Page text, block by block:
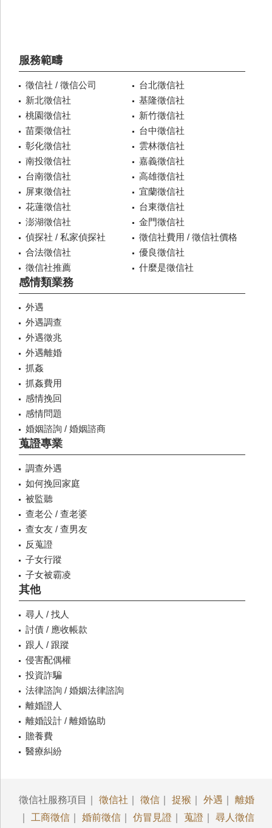
服務範疇
徵信社 / 徵信公司
台北徵信社
新北徵信社
基隆徵信社
桃園徵信社
新竹徵信社
苗栗徵信社
台中徵信社
彰化徵信社
雲林徵信社
南投徵信社
嘉義徵信社
台南徵信社
高雄徵信社
屏東徵信社
宜蘭徵信社
花蓮徵信社
台東徵信社
澎湖徵信社
金門徵信社
偵探社 / 私家偵探社
徵信社費用 / 徵信社價格
合法徵信社
優良徵信社
徵信社推薦
什麼是徵信社
感情類業務
外遇
外遇調查
外遇徵兆
外遇離婚
抓姦
抓姦費用
感情挽回
感情問題
婚姻諮詢 / 婚姻諮商
蒐證專業
調查外遇
如何挽回家庭
被監聽
查老公 / 查老婆
查女友 / 查男友
反蒐證
子女行蹤
子女被霸凌
其他
尋人 / 找人
討債 / 應收帳款
跟人 / 跟蹤
侵害配偶權
投資詐騙
法律諮詢 / 婚姻法律諮詢
離婚證人
離婚設計 / 離婚協助
贍養費
醫療糾紛
徵信社服務項目｜ 徵信社 徵信 捉猴 外遇
離婚
工商徵信 婚前徵信 仿冒見證 蒐證 尋人徵信